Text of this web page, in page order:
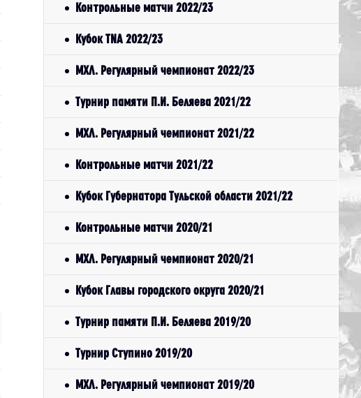
Контрольные матчи 2022/23
Кубок TNA 2022/23
МХЛ. Регулярный чемпионат 2022/23
Турнир памяти П.И. Беляева 2021/22
МХЛ. Регулярный чемпионат 2021/22
Контрольные матчи 2021/22
Кубок Губернатора Тульской области 2021/22
Контрольные матчи 2020/21
МХЛ. Регулярный чемпионат 2020/21
Кубок Главы городского округа 2020/21
Турнир памяти П.И. Беляева 2019/20
Турнир Ступино 2019/20
МХЛ. Регулярный чемпионат 2019/20